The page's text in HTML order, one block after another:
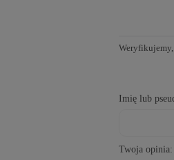
Imię lub
Twoja opinia: